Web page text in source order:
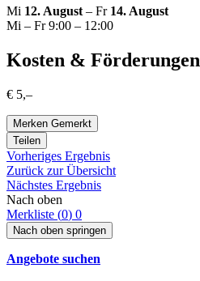
Mi 12. August – Fr 14. August
Mi – Fr 9:00 – 12:00
Kosten & Förderungen
€ 5,–
Merken Gemerkt
Teilen
Vorheriges Ergebnis
Zurück zur Übersicht
Nächstes Ergebnis
Nach oben
Merkliste (0) 0
Nach oben springen
Angebote suchen